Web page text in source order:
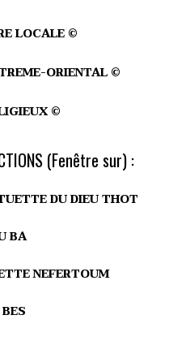
LOCALE ©
ORIENTAL ©
©
(Fenêtre sur) :
DU DIEU THOT
BA
NEFERTOUM